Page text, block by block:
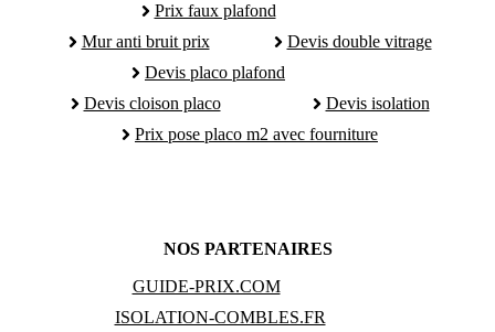
Prix faux plafond
Mur anti bruit prix
Devis double vitrage
Devis placo plafond
Devis cloison placo
Devis isolation
Prix pose placo m2 avec fourniture
NOS PARTENAIRES
GUIDE-PRIX.COM
ISOLATION-COMBLES.FR